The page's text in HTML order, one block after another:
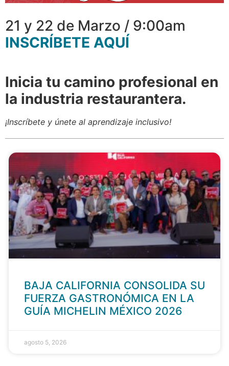
21 y 22 de Marzo / 9:00am
INSCRÍBETE AQUÍ
Inicia tu camino profesional en
la industria restaurantera.
¡Inscríbete y únete al aprendizaje inclusivo!
BAJA CALIFORNIA CONSOLIDA SU
FUERZA GASTRONÓMICA EN LA
GUÍA MICHELIN MÉXICO 2026
agosto 5, 2026